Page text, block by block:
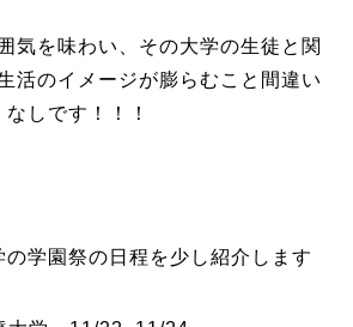
気を味わい、その大学の生徒と関
活のイメージが膨らむこと間違い
なしです！！！
学園祭の日程を少し紹介します